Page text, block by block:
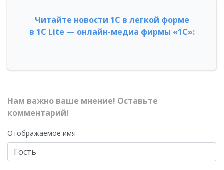
Читайте новости 1С в легкой форме
в 1С Lite — онлайн-медиа фирмы «1С»:
Нам важно ваше мнение! Оставьте
комментарий!
Отображаемое имя